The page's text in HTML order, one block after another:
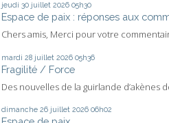
jeudi 30 juillet 2026 05h30
Espace de paix : réponses aux
Chers amis, Merci pour votre
mardi 28 juillet 2026 05h36
Fragilité / Force
Des nouvelles de la guirlande d’akènes
dimanche 26 juillet 2026 06h02